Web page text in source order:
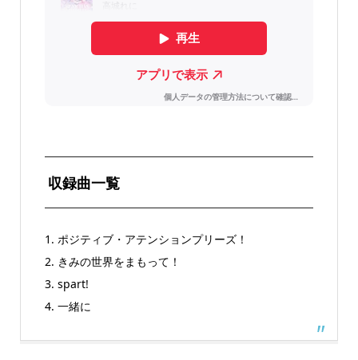
収録曲一覧
1. ポジティブ・アテンションプリーズ！
2. きみの世界をまもって！
3. spart!
4. 一緒に